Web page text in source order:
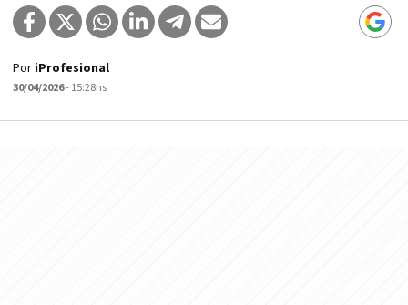
Por iProfesional
30/04/2026- 15:28hs